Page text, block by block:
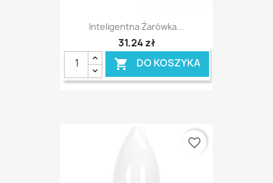
Inteligentna Żarówka...
31,24 zł
 DO KOSZYKA
favorite_border